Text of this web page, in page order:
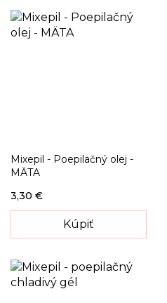
Mixepil - Poepilačný olej -
MÄTA
3,30 €
Kúpiť